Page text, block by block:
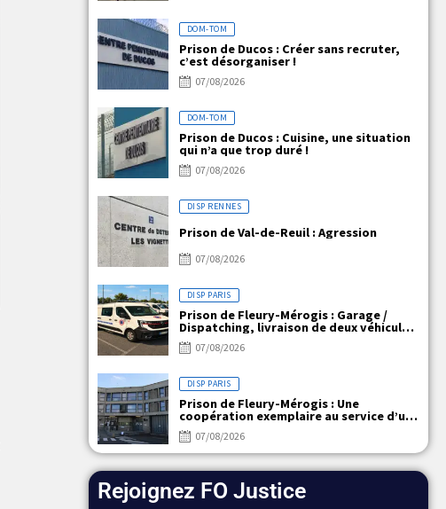
DOM-TOM
Prison de Ducos : Créer sans recruter,
c’est désorganiser !
07/08/2026
DOM-TOM
Prison de Ducos : Cuisine, une situation
qui n’a que trop duré !
07/08/2026
DISP RENNES
Prison de Val-de-Reuil : Agression
07/08/2026
DISP PARIS
Prison de Fleury-Mérogis : Garage /
Dispatching, livraison de deux véhicules
électriques
07/08/2026
DISP PARIS
Prison de Fleury-Mérogis : Une
coopération exemplaire au service d’un
objectif commun
07/08/2026
Rejoignez FO Justice